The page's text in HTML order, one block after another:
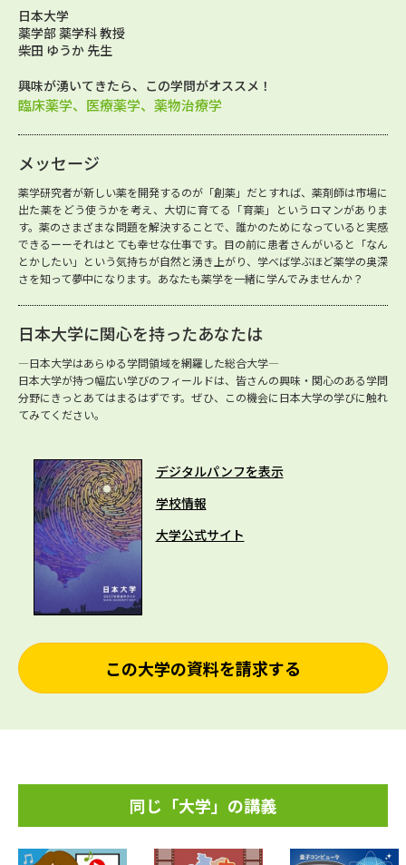
日本大学
薬学部 薬学科 教授
柴田 ゆうか 先生
興味が湧いてきたら、この学問がオススメ！
臨床薬学、医療薬学、薬物治療学
メッセージ
薬学研究者が新しい薬を開発するのが「創薬」だとすれば、薬剤師は市場に
出た薬をどう使うかを考え、大切に育てる「育薬」というロマンがありま
す。薬のさまざまな問題を解決することで、誰かのためになっていると実感
できるーーそれはとても幸せな仕事です。目の前に患者さんがいると「なん
とかしたい」という気持ちが自然と湧き上がり、学べば学ぶほど薬学の奥深
さを知って夢中になります。あなたも薬学を一緒に学んでみませんか？
日本大学に関心を持ったあなたは
―日本大学はあらゆる学問領域を網羅した総合大学―
日本大学が持つ幅広い学びのフィールドは、皆さんの興味・関心のある学問
分野にきっとあてはまるはずです。ぜひ、この機会に日本大学の学びに触れ
てみてください。
デジタルパンフを表示
学校情報
大学公式サイト
この大学の資料を請求する
同じ「大学」の講義